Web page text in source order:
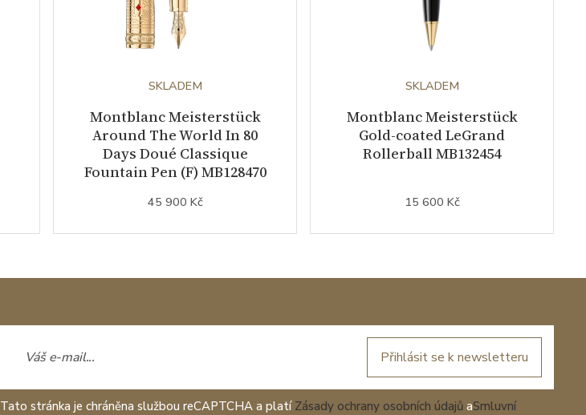
SKLADEM
Montblanc Meisterstück
Around The World In 80
Days Doué Classique
Fountain Pen (F) MB128470
45 900 Kč
SKLADEM
Montblanc Meisterstück
Gold-coated LeGrand
Rollerball MB132454
15 600 Kč
Přihlásit se k newsletteru
Tato stránka je chráněna službou reCAPTCHA a platí Zásady ochrany osobních údajů aSmluvní